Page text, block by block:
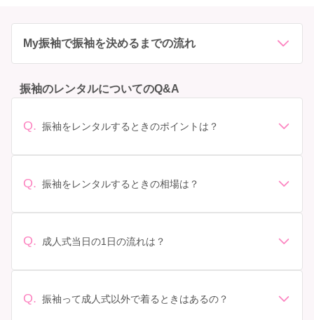
My振袖で振袖を決めるまでの流れ
振袖のレンタルについてのQ&A
Q. 振袖をレンタルするときのポイントは？
があります。 サイズ選び: 自分の体型に合ったサイズを
イズ調整をお願いすることもあります。 価格: 予算に合
ンタル料金に含まれるもの（小物や帯、草履など）を確
っかり確認しておく必要があります。 お店選び: 評判や
しょう。
Q. 振袖をレンタルするときの相場は？
されています。 高級なものやブランド物になると、それ
袖でプランをご確認いただくか、店舗に問い合わせてみ
Q. 成人式当日の1日の流れは？
人式: 一般的に午前中に成人式が行わる場合が多いです
Q. 振袖って成人式以外で着るときはあるの？